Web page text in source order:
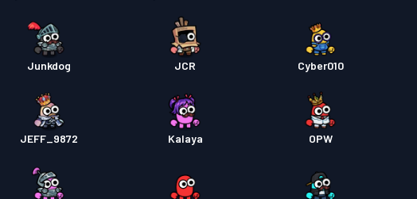
Junkdog JCR Cyber010
JEFF_9872 Kalaya OPW